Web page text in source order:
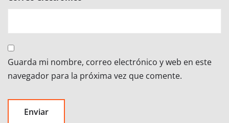
Guarda mi nombre, correo electrónico y web en este
navegador para la próxima vez que comente.